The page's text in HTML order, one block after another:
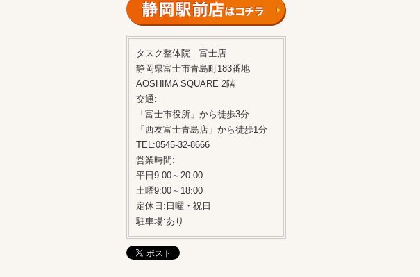
タスク整体院 富士店
静岡県富士市青島町183番地
AOSHIMA SQUARE 2階
交通:
「富士市役所」から徒歩3分
「西友富士青島店」から徒歩1分
TEL:0545-32-8666
営業時間:
平日9:00～20:00
土曜9:00～18:00
定休日:日曜・祝日
駐車場:あり